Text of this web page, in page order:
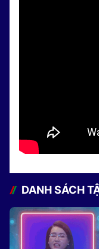
DANH SÁCH